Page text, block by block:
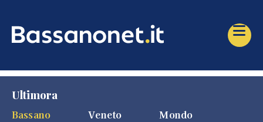
Ultimora
Bassano
Veneto Mondo